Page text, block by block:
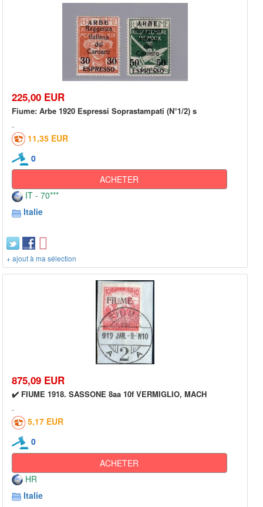
225,00 EUR
Fiume: Arbe 1920 Espressi Soprastampati (N°1/2) s
11,35 EUR
0
ACHETER
IT - 70***
Italie
+ ajout à ma sélection
875,09 EUR
✔️ FIUME 1918. SASSONE 8aa 10f VERMIGLIO, MACH
5,17 EUR
0
ACHETER
HR
Italie